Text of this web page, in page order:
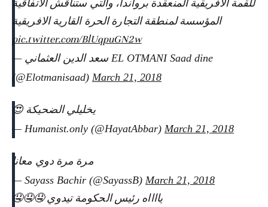
للقمة الافريقية المنعقدة برواندا، والتي ستناقش الاتفاقية
المؤسسة لمنطقة التجارة الحرة القارية الافريقية
pic.twitter.com/BlUqpuGN2w
— سعد الدين العثماني EL OTMANI Saad dine
(@Elotmanisaad) March 21, 2018
يخليلي الضحيكة 😍
— Humanist.only (@HayatAbbar) March 21, 2018
مرة مرة دوي معانا
— Sayass Bachir (@SayassB) March 21, 2018
يااااه رئيس الحكومة تيدوي 🤤🤤🤤